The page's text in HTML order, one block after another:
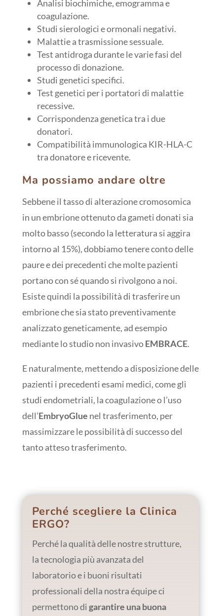
Analisi biochimiche, emogramma e
coagulazione.
Studi sierologici e ormonali negativi.
Malattie a trasmissione sessuale.
Test antidroga durante le varie fasi del
processo di donazione.
Studi genetici specifici.
Test genetici per i portatori di malattie
recessive.
Corrispondenza genetica tra i due
donatori.
Compatibilità immunologica KIR-HLA-C
tra donatore e ricevente.
Ma possiamo andare oltre
Sebbene il tasso di alterazione cromosomica
in un embrione ottenuto da gameti donati sia
molto basso (secondo la letteratura si aggira
intorno al 15%), dobbiamo tenere conto delle
paure e dei precedenti che molte pazienti
portano con sé quando si rivolgono a noi.
Esiste quindi la possibilità di trasferire un
embrione che sia stato preventivamente
analizzato geneticamente, ad esempio
mediante lo studio non invasivoEMBRACE.
E naturalmente, mettendo a disposizione delle
pazienti i precedenti esami medici, come gli
studi endometriali, la coagulazione o l’uso
dell’EmbryoGlue nel trasferimento, per
massimizzare le possibilità di successo del
tanto atteso trasferimento.
Perché scegliere la Clinica
ERGO?
Perché la qualità delle nostre strutture,
la tecnologia più avanzata del
laboratorio e i buoni risultati
professionali della nostra équipe ci
permettono digarantire una buona